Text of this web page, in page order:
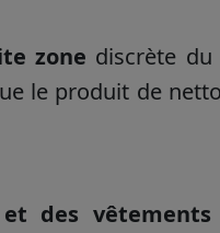
zone discrète
le produit de
des